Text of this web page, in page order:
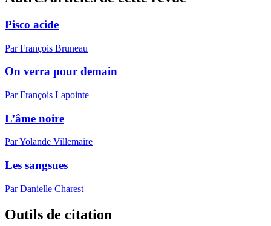
Pisco acide
Par François Bruneau
On verra pour demain
Par François Lapointe
L’âme noire
Par Yolande Villemaire
Les sangsues
Par Danielle Charest
Outils de citation